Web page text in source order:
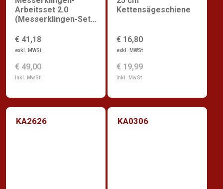
Arbeitsset 2.0
(Messerklingen-Set
kompakter
Klingenschutz für
€ 41,18
exkl. MWSt
€ 49,00
inkl. MwSt
Kettensägeschiene
€ 16,80
exkl. MWSt
€ 19,99
inkl. MwSt
KA2626 KA0306